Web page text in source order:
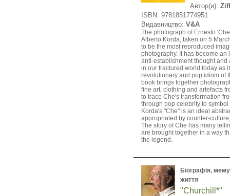
Автор(и):
ISBN: 9781851774951
Видавництво: V&A
The photograph of Ernesto
Alberto Korda, taken on 5
to be the most reproduced
photography. It has become an
anti-establishment thought and
in our fractured world today as
revolutionary and pop idiom of
book brings together
fine art, clothing and artefacts
to trace Che's transformation
through pop celebrity to
Korda's "Che" is an ideal
appropriated by counter-
The story of Che has many
are brought together in a way
the legend.
Біографія,
життя
"Churchill*"